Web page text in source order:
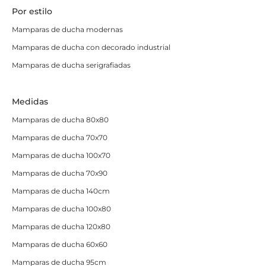
¿Cómo elegir la mampara de
ducha angular adecuada?
Elegir la mampara de ducha angular con perfil plata
asegurarte de que la mampara que elijas encaje
perfectamente. Si necesitas un modelo a medida, solo
tienes que pedirlo.
Da igual si tienes un baño minimalista, clásico o
moderno, las mamparas angulares con perfil plata
serán laopción perfecta
tu mampara.
Por estilo
Mamparas de ducha modernas
Mamparas de ducha con decorado industrial
Mamparas de ducha serigrafiadas
Medidas
Mamparas de ducha 80x80
Mamparas de ducha 70x70
Mamparas de ducha 100x70
Mamparas de ducha 70x90
Mamparas de ducha 140cm
Mamparas de ducha 100x80
Mamparas de ducha 120x80
Mamparas de ducha 60x60
Mamparas de ducha 95cm